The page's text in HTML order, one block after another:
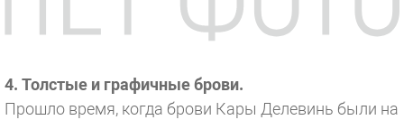
4. Толстые и графичные брови.
Прошло время, когда брови Кары Делевинь были на